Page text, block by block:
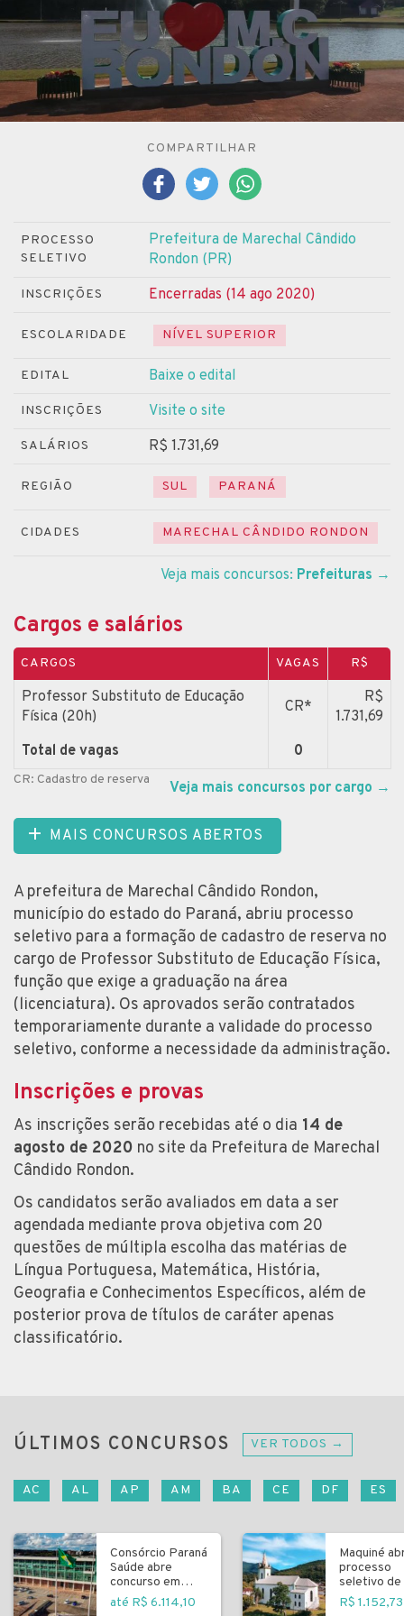
COMPARTILHAR
PROCESSO
SELETIVO
Prefeitura de Marechal Cândido
Rondon (PR)
INSCRIÇÕES Encerradas (14 ago 2020)
ESCOLARIDADE NÍVEL SUPERIOR
EDITAL Baixe o edital
INSCRIÇÕES Visite o site
SALÁRIOS R$ 1.731,69
REGIÃO SUL PARANÁ
CIDADES MARECHAL CÂNDIDO RONDON
Veja mais concursos: Prefeituras →
Cargos e salários
CARGOS VAGAS R$
Professor Substituto de Educação
Física (20h)
CR*
R$
1.731,69
Total de vagas
0
CR: Cadastro de reserva Veja mais concursos por cargo →
MAIS CONCURSOS ABERTOS
A prefeitura de Marechal Cândido Rondon,
município do estado do Paraná, abriu processo
seletivo para a formação de cadastro de reserva no
cargo de Professor Substituto de Educação Física,
função que exige a graduação na área
(licenciatura). Os aprovados serão contratados
temporariamente durante a validade do processo
seletivo, conforme a necessidade da administração.
Inscrições e provas
As inscrições serão recebidas até o dia 14 de
agosto de 2020 no site da Prefeitura de Marechal
Cândido Rondon.
Os candidatos serão avaliados em data a ser
agendada mediante prova objetiva com 20
questões de múltipla escolha das matérias de
Língua Portuguesa, Matemática, História,
Geografia e Conhecimentos Específicos, além de
posterior prova de títulos de caráter apenas
classificatório.
ÚLTIMOS CONCURSOS VER TODOS →
AC AL AP AM BA CE DF ES
Consórcio Paraná
Saúde abre
concurso em
Curitiba
até R$ 6.114,10
Maquiné
processo
seletivo de
R$ 1.152,73